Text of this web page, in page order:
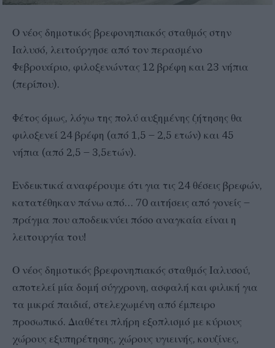
Ο νέος δημοτικός βρεφονηπιακός σταθμός στην
Ιαλυσό, λειτούργησε από τον περασμένο
Φεβρουάριο, φιλοξενώντας 12 βρέφη και 23 νήπια
(περίπου).
Φέτος όμως, λόγω της πολύ αυξημένης ζήτησης θα
φιλοξενεί 24 βρέφη (από 1,5 – 2,5 ετών) και 45
νήπια (από 2,5 – 3,5ετών).
Ενδεικτικά αναφέρουμε ότι για τις 24 θέσεις βρεφών,
κατατέθηκαν πάνω από… 70 αιτήσεις από γονείς –
πράγμα που αποδεικνύει πόσο αναγκαία είναι η
λειτουργία του!
Ο νέος δημοτικός βρεφονηπιακός σταθμός Ιαλυσού,
αποτελεί μία δομή σύγχρονη, ασφαλή και φιλική για
τα μικρά παιδιά, στελεχωμένη από έμπειρο
προσωπικό. Διαθέτει πλήρη εξοπλισμό με κύριους
χώρους εξυπηρέτησης, χώρους υγιεινής, κουζίνες,